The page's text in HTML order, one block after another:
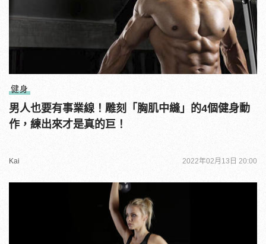
健身
男人也要有事業線！雕刻「胸肌中縫」的4個健身動
作，練出來才是真的巨！
Kai 2022年02月13日 20:00